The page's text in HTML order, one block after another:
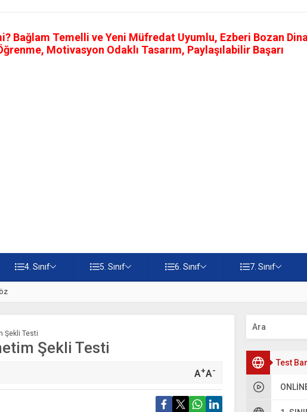
Bağlam Temelli ve Yeni Müfredat Uyumlu, Ezberi Bozan
Motivasyon Odaklı Tasarım, Paylaşılabilir Başarı
4. Sınıf 5. Sınıf 6. Sınıf 7. Sınıf
Test
Şekli Testi
Şekli Testi
A+A-